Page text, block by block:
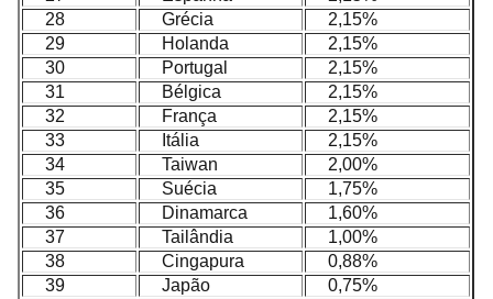
28
Grécia
2,15%
29
Holanda
2,15%
30
Portugal
2,15%
31
Bélgica
2,15%
32
França
2,15%
33
Itália
2,15%
34
Taiwan
2,00%
35
Suécia
1,75%
36
Dinamarca
1,60%
37
Tailândia
1,00%
38
Cingapura
0,88%
39
Japão
0,75%